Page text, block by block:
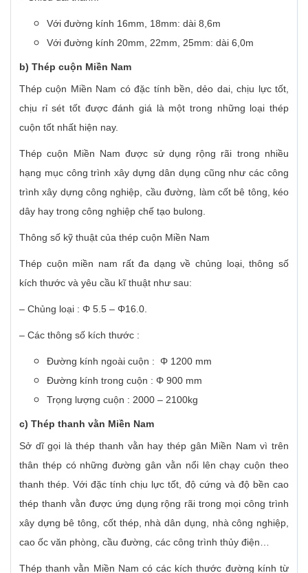
Với đường kính 16mm, 18mm: dài 8,6m
Với đường kính 20mm, 22mm, 25mm: dài 6,0m
b) Thép cuộn Miền Nam
Thép cuộn Miền Nam có đặc tính bền, dẻo dai, chịu lực tốt,
chịu rỉ sét tốt được đánh giá là một trong những loại thép
cuộn tốt nhất hiện nay.
Thép cuộn Miền Nam được sử dụng rộng rãi trong nhiều
hạng mục công trình xây dựng dân dụng cũng như các công
trình xây dựng công nghiệp, cầu đường, làm cốt bê tông, kéo
dây hay trong công nghiệp chế tạo bulong.
Thông số kỹ thuật của thép cuộn Miền Nam
Thép cuộn miền nam rất đa dạng về chủng loại, thông số
kích thước và yêu cầu kĩ thuật như sau:
– Chủng loại : Φ 5.5 – Φ16.0.
– Các thông số kích thước :
Đường kính ngoài cuộn : Φ 1200 mm
Đường kính trong cuộn : Φ 900 mm
Trọng lượng cuộn : 2000 – 2100kg
c) Thép thanh vằn Miền Nam
Sở dĩ gọi là thép thanh vằn hay thép gân Miền Nam vì trên
thân thép có những đường gân vằn nổi lên chạy cuộn theo
thanh thép. Với đặc tính chịu lực tốt, độ cứng và độ bền cao
thép thanh vằn được ứng dụng rộng rãi trong mọi công trình
xây dựng bê tông, cốt thép, nhà dân dụng, nhà công nghiệp,
cao ốc văn phòng, cầu đường, các công trình thủy điện…
Thép thanh vằn Miền Nam có các kích thước đường kính từ